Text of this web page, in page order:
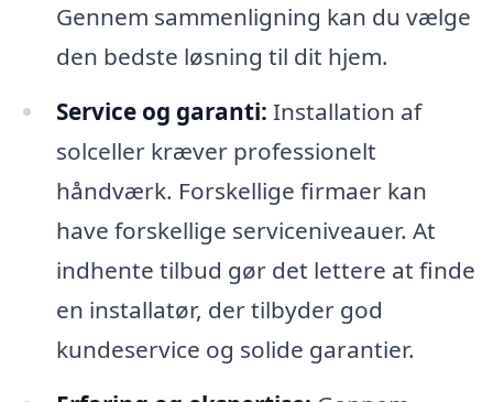
Gennem sammenligning kan du vælge
den bedste løsning til dit hjem.
Service og garanti: Installation af
solceller kræver professionelt
håndværk. Forskellige firmaer kan
have forskellige serviceniveauer. At
indhente tilbud gør det lettere at finde
en installatør, der tilbyder god
kundeservice og solide garantier.